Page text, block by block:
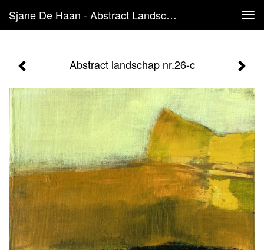
Sjane De Haan - Abstract Landschap Nr.26-C
Abstract landschap nr.26-c